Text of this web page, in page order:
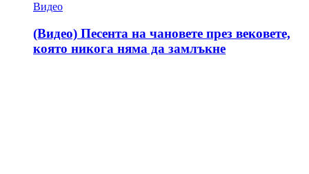
Видео
(Видео) Песента на чановете през вековете,
която никога няма да замлъкне